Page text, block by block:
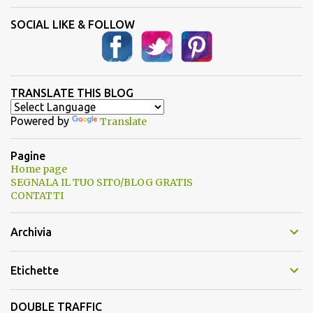
SOCIAL LIKE & FOLLOW
TRANSLATE THIS BLOG
Powered by Translate
Pagine
Home page
SEGNALA IL TUO SITO/BLOG GRATIS
CONTATTI
Archivia
Etichette
DOUBLE TRAFFIC